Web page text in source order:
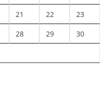
21 22 23
28 29 30